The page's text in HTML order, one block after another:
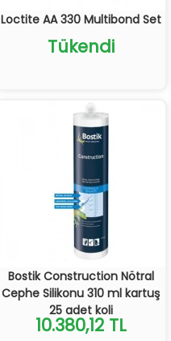
Loctite AA 330 Multibond Set
Tükendi
Bostik Construction Nötral
Cephe Silikonu 310 ml kartuş
25 adet koli
10.380,12 TL